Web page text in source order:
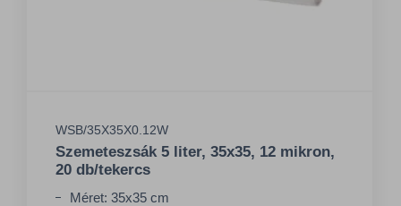
WSB/35X35X0.12W
Szemeteszsák 5 liter, 35x35, 12 mikron,
20 db/tekercs
Méret: 35x35 cm